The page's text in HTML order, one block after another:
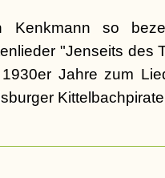
so
"Jenseits des
Jahre zum